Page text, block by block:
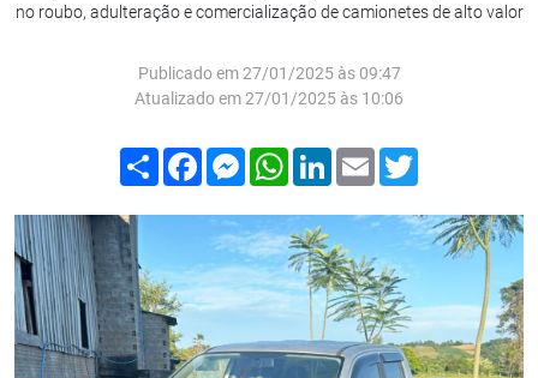
no roubo, adulteração e comercialização de camionetes de alto valor
Publicado em 27/01/2025 às 09:47
Atualizado em 27/01/2025 às 10:06
Compartilhar
FacebookMessenger
WhatsApp
LinkedIn
Email